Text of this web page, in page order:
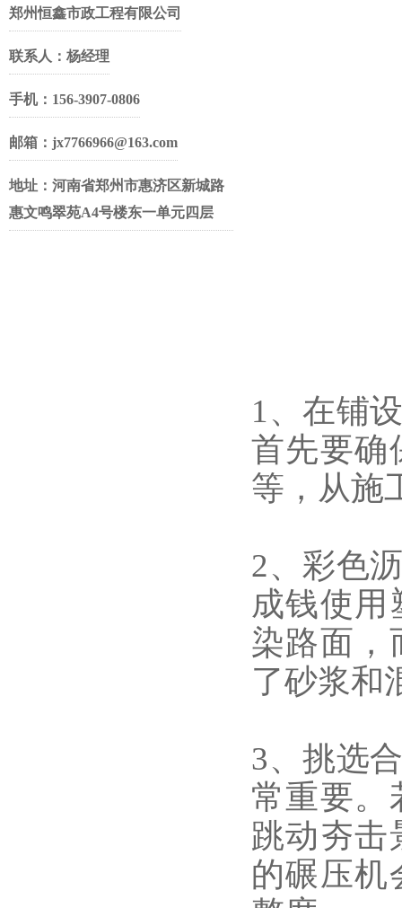
郑州恒鑫市政工程有限公司
联系人：杨经理
手机：156-3907-0806
邮箱：jx7766966@163.com
地址：河南省郑州市惠济区新城路
惠文鸣翠苑A4号楼东一单元四层
1、在铺
首先要确
等，从施
2、彩色
成钱使用
染路面，
了砂浆和
3、挑选
常重要。
跳动夯击
的碾压机